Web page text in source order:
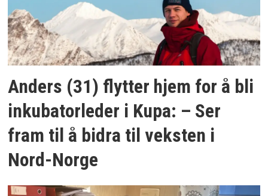
Anders (31) flytter hjem for å bli
inkubatorleder i Kupa: – Ser
fram til å bidra til veksten i
Nord-Norge